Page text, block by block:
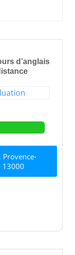
d’anglais
Provence-
13000